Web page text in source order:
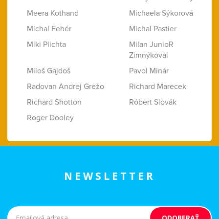
Meera Kothand
Michaela Sýkorová
Michal Fehér
Michal Pastier
Miki Plichta
Milan JunioR
Zimnýkoval
Miloš Gajdoš
Pavol Minár
Radovan Andrej Grežo
Richard Marecek
Richard Shotton
Róbert Slovák
Roger Dooley
NEWSLETTER